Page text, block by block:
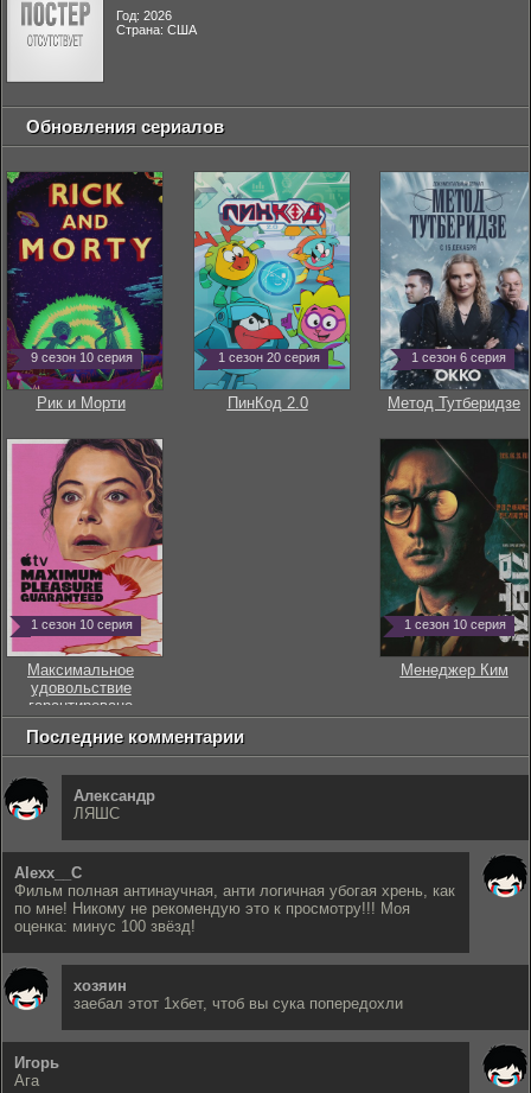
Год: 2026
Страна: США
Обновления сериалов
9 сезон 10 серия
Рик и Морти
1 сезон 20 серия
ПинКод 2.0
1 сезон 6 серия
Метод Тутберидзе
1 сезон 10 серия
Максимальное
удовольствие
гарантировано
1 сезон 10 серия
Менеджер Ким
Последние комментарии
Александр
ЛЯШС
Alexx__C
Фильм полная антинаучная, анти логичная убогая хрень, как
по мне! Никому не рекомендую это к просмотру!!! Моя
оценка: минус 100 звёзд!
хозяин
заебал этот 1хбет, чтоб вы сука попередохли
Игорь
Ага